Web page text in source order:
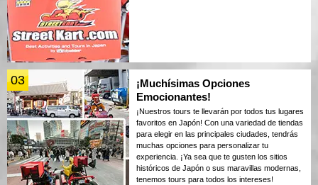
03
¡Muchísimas Opciones
Emocionantes!
¡Nuestros tours te llevarán por todos tus lugares
favoritos en Japón! Con una variedad de tiendas
para elegir en las principales ciudades, tendrás
muchas opciones para personalizar tu
experiencia. ¡Ya sea que te gusten los sitios
históricos de Japón o sus maravillas modernas,
tenemos tours para todos los intereses!